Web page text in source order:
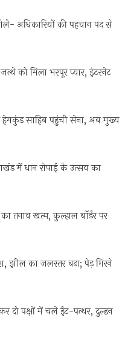
अधिकारियों की पहचान पद से
को मिला भरपूर प्यार, इंटरनेट
साहिब पहुंची सेना, अब मुख्य
में धान रोपाई के उत्सव का
तनाव खत्म, कुल्हाल बॉर्डर पर
झील का जलस्तर बढ़ा; पेड़ गिरने
दो पक्षों में चले ईंट-पत्थर, दुल्हन